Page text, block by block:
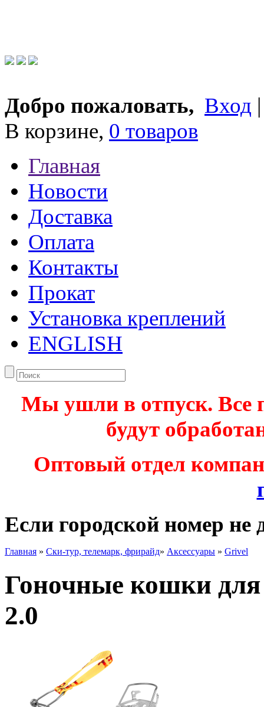
Добро пожаловать, Вход
В корзине, 0 товаров
Главная
Новости
Доставка
Оплата
Контакты
Прокат
Установка креплений
ENGLISH
Мы ушли в отпуск. Все
будут
Оптовый отдел
Если городской номер не
Главная » Ски-тур, телемарк, фрирайд» Аксессуары » Grivel
Гоночные кошки
2.0